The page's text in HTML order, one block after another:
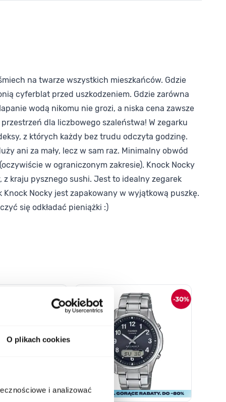
O plikach cookies
i analizować
na twarze wszystkich mieszkańców. Gdzie
cyferblat przed uszkodzeniem. Gdzie zarówna
wodą nikomu nie grozi, a niska cena zawsze
dla liczbowego szaleństwa! W zegarku
z których każdy bez trudu odczyta godzinę.
ani za mały, lecz w sam raz. Minimalny obwód
w ograniczonym zakresie). Knock Nocky
kraju pysznego sushi. Jest to idealny zegarek
Nocky jest zapakowany w wyjątkową puszkę.
się odkładać pieniążki :)
nawigacji karuzeli za pomocą linka pomijającego.